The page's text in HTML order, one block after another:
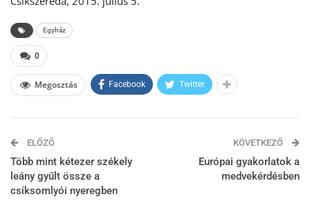
Egyház
0
Megosztás Facebook Twitter
ELŐZŐ
Több mint kétezer székely
leány gyűlt össze a
csíksomlyói nyeregben
KÖVETKEZŐ
Európai gyakorlatok a
medvekérdésben